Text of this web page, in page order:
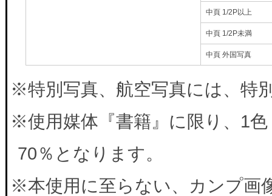
中頁 1/2P以上
中頁 1/2P未満
中頁 外国写真
※特別写真、航空写真には、特
※使用媒体『書籍』に限り、1
70％となります。
※本使用に至らない、カンプ画